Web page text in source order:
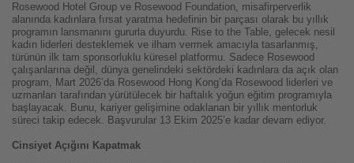
Rosewood Hotel Group ve Rosewood Foundation, misafirperverlik
alanında kadınlara fırsat yaratma hedefinin bir parçası olarak bu yıllık
programın lansmanını gururla duyurdu. Rise to the Table, gelecek nesil
kadın liderleri desteklemek ve ilham vermek amacıyla tasarlanmış,
türünün ilk tam sponsorluklu küresel platformu. Sadece Rosewood
çalışanlarına değil, dünya genelindeki sektördeki kadınlara da açık olan
program, Mart 2026’da Rosewood Hong Kong’da Rosewood liderleri ve
uzmanları tarafından yürütülecek bir haftalık yoğun eğitim programıyla
başlayacak. Bunu, kariyer gelişimine odaklanan bir yıllık mentorluk
süreci takip edecek. Başvurular 13 Ekim 2025’e kadar devam ediyor.
Cinsiyet Açığını Kapatmak